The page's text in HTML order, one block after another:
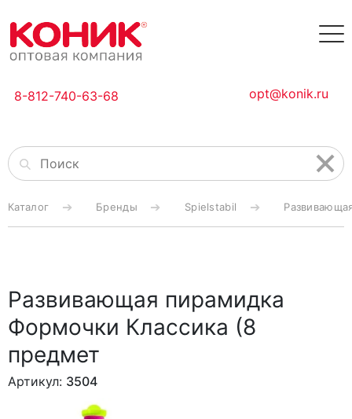
8-812-740-63-68 opt@konik.ru
Каталог Бренды Spielstabil
Развивающая пирамидка
Формочки Классика (8
предмет
Артикул: 3504